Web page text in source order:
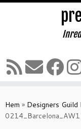
till
innehåll
Hem » Designers Guild